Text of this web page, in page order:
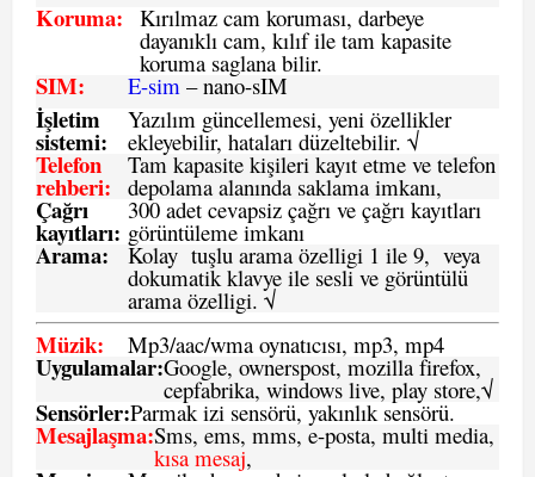
Koruma: Kırılmaz cam koruması, darbeye
dayanıklı cam, kılıf ile tam kapasite
koruma saglana bilir.
SIM: E-sim – nano-sIM
İşletim
sistemi:
Yazılım güncellemesi, yeni özellikler
ekleyebilir, hataları düzeltebilir. √
Telefon
rehberi:
Tam kapasite kişileri kayıt etme ve telefon
depolama alanında saklama imkanı,
Çağrı
kayıtları:
300 adet cevapsiz çağrı ve çağrı kayıtları
görüntüleme imkanı
Arama: Kolay tuşlu arama özelligi 1 ile 9, veya
dokumatik klavye ile sesli ve görüntülü
arama özelligi. √
Müzik: Mp3/aac/wma oynatıcısı, mp3, mp4
Uygulamalar:Google, ownerspost, mozilla firefox,
cepfabrika, windows live, play store,√
Sensörler:Parmak izi sensörü, yakınlık sensörü.
Mesajlaşma:Sms, ems, mms, e-posta, multi media,
kısa mesaj,